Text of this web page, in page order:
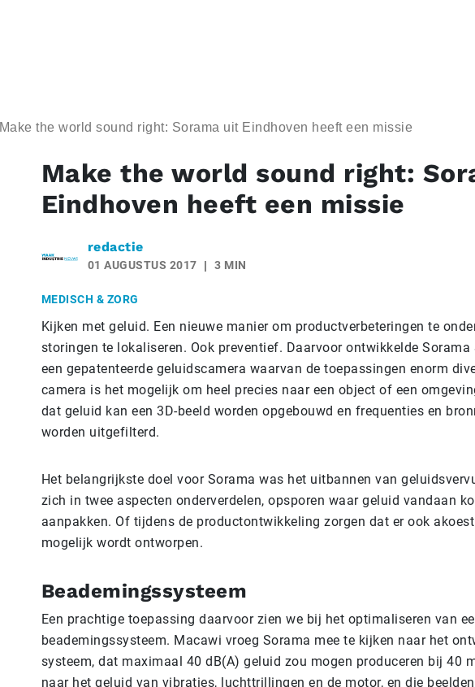
Make the world sound right: Sorama uit Eindhoven heeft een missie
Make the world sound right:
Eindhoven heeft een missie
redactie
01 AUGUSTUS 2017 3 MIN
MEDISCH & ZORG
Kijken met geluid. Een nieuwe manier om productverbeteringen te
storingen te lokaliseren. Ook preventief. Daarvoor ontwikkelde Sorama
een gepatenteerde geluidscamera waarvan de toepassingen enorm
camera is het mogelijk om heel precies naar een object of een
dat geluid kan een 3D-beeld worden opgebouwd en frequenties en
worden uitgefilterd.
Het belangrijkste doel voor Sorama was het uitbannen van
zich in twee aspecten onderverdelen, opsporen waar geluid vandaan
aanpakken. Of tijdens de productontwikkeling zorgen dat er ook
mogelijk wordt ontworpen.
Beademingssysteem
Een prachtige toepassing daarvoor zien we bij het optimaliseren van
beademingssysteem. Macawi vroeg Sorama mee te kijken naar het
systeem, dat maximaal 40 dB(A) geluid zou mogen produceren bij 40
naar het geluid van vibraties, luchttrillingen en de motor, en die